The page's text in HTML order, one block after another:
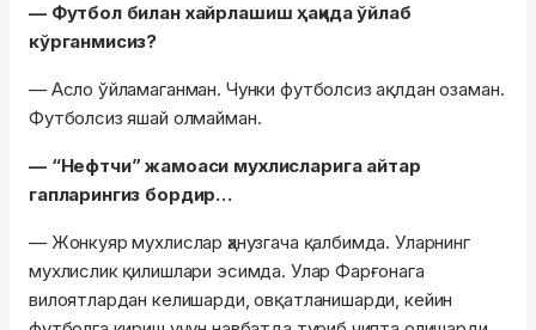
— Футбол билан хайрлашиш ҳақида ўйлаб
кўрганмисиз?
— Асло ўйламаганман. Чунки футболсиз ақлдан озаман.
Футболсиз яшай олмайман.
— “Нефтчи” жамоаси мухлисларига айтар
гапларингиз бордир…
— Жонкуяр мухлислар ҳанузгача қалбимда. Уларнинг
мухлислик қилишлари эсимда. Улар Фарғонага
вилоятлардан келишарди, овқатланишарди, кейин